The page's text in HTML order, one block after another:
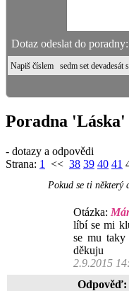
Dotaz odeslat do
Napiš číslem sedm set devadesát
Poradna 'Láska'
- dotazy a odpovědi
Strana: 1 << 38 39 40 41
Pokud se ti některý
Otázka:
líbí se mi
se mu taky
děkuju
2.9.2015
Odpověď: